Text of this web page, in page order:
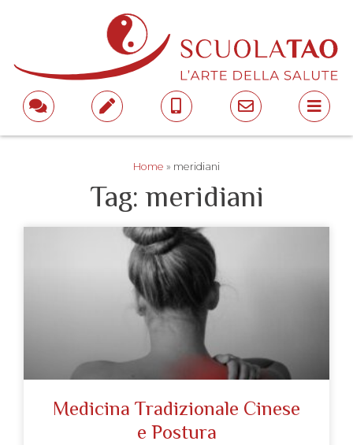
Home » meridiani
Tag: meridiani
Medicina Tradizionale Cinese
e Postura